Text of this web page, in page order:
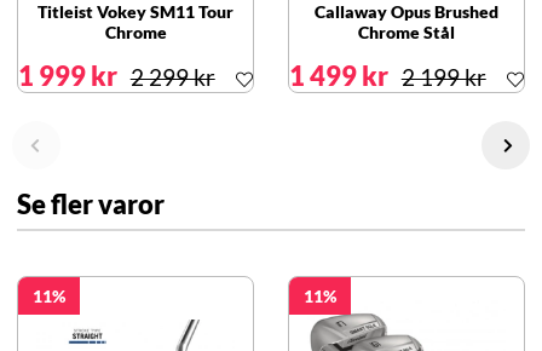
Titleist Vokey SM11 Tour
Chrome
1 999 kr 2 299 kr
Callaway Opus Brushed
Chrome Stål
1 499 kr 2 199 kr
Se fler varor
11 11